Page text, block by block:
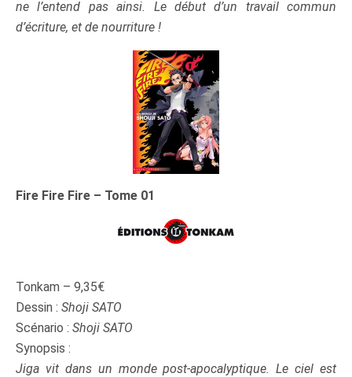
ne l’entend pas ainsi. Le début d’un travail commun
d’écriture, et de nourriture !
Fire Fire Fire – Tome 01
Tonkam – 9,35€
Dessin : Shoji SATO
Scénario : Shoji SATO
Synopsis :
Jiga vit dans un monde post-apocalyptique. Le ciel est